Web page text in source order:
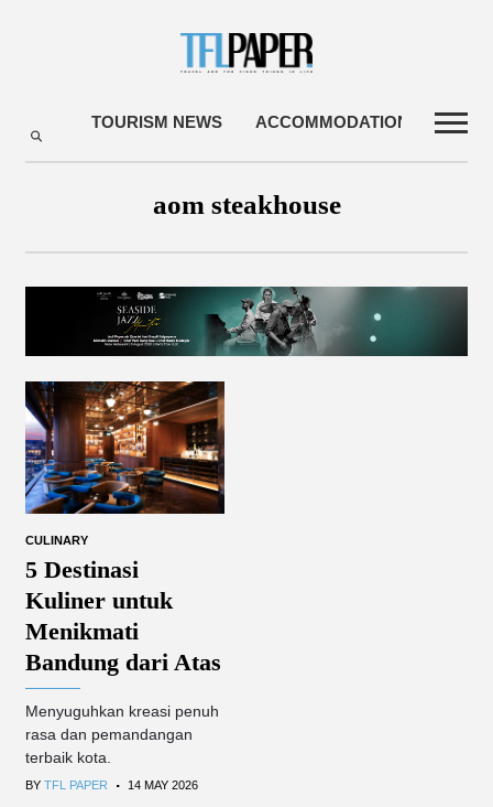
TOURISM NEWS ACCOMMODATIONS
aom steakhouse
CULINARY
5 Destinasi
Kuliner untuk
Menikmati
Bandung dari Atas
Menyuguhkan kreasi penuh
rasa dan pemandangan
terbaik kota.
BY TFL PAPER . 14 MAY 2026